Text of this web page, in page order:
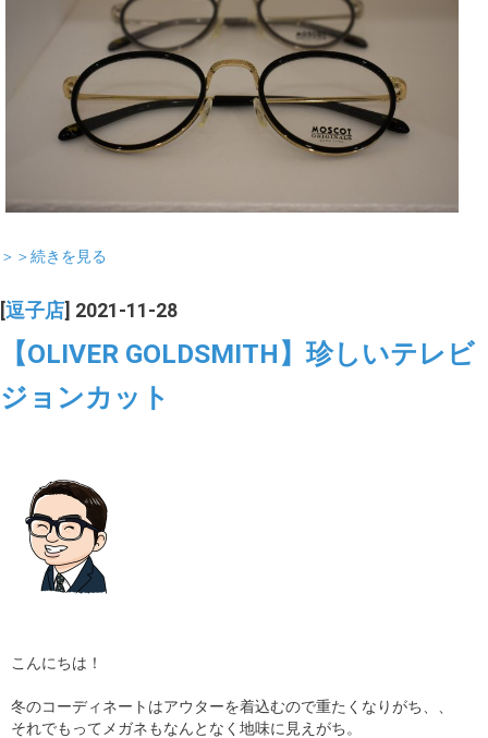
＞＞続きを見る
[逗子店] 2021-11-28
【OLIVER GOLDSMITH】珍しいテレビ
ジョンカット
こんにちは！
冬のコーディネートはアウターを着込むので重たくなりがち、、
それでもってメガネもなんとなく地味に見えがち。